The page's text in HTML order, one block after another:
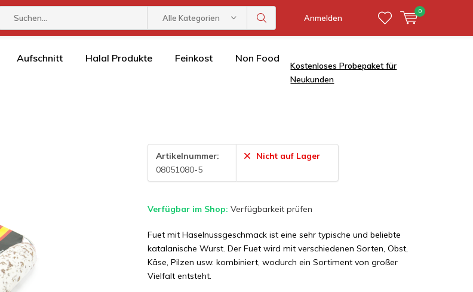
Alle Kategorien Anmelden
0
Aufschnitt Halal Produkte Feinkost Non Food
Kostenloses Probepaket für
Neukunden
Artikelnummer:
08051080-5
Nicht auf Lager
Verfügbar im Shop:Verfügbarkeit prüfen
Fuet mit Haselnussgeschmack ist eine sehr typische und beliebte
katalanische Wurst. Der Fuet wird mit verschiedenen Sorten, Obst,
Käse, Pilzen usw. kombiniert, wodurch ein Sortiment von großer
Vielfalt entsteht.